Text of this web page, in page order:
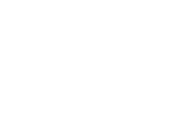
ontwikkelingen in Europa die hij
in